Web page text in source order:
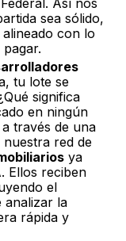
sea sólido,
con lo
tu lote se
significa
en ningún
través de una
red de
ya
Ellos reciben
el
analizar la
rápida y